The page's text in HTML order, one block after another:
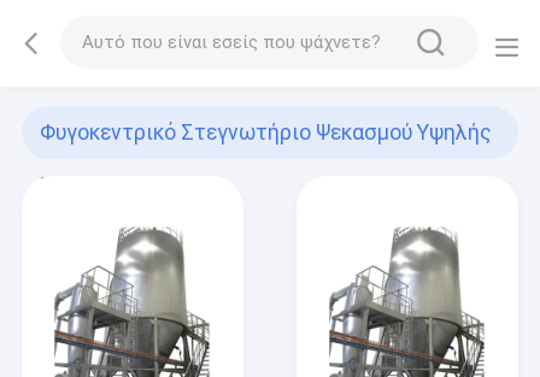
Φυγοκεντρικό Στεγνωτήριο Ψεκασμού Υψηλής
Ταχύτητας